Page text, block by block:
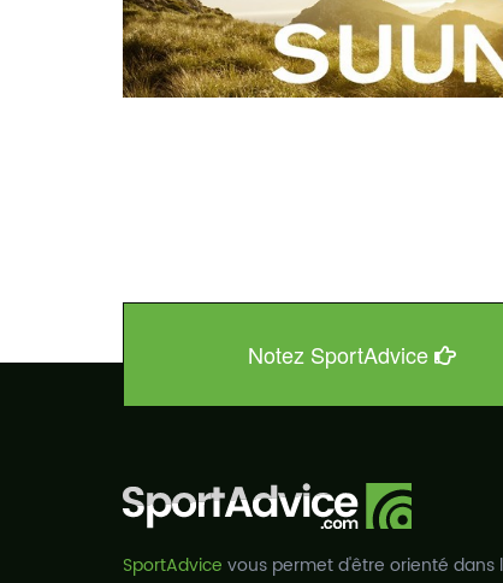
Notez SportAdvice
SportAdvice vous permet d'être orienté dans